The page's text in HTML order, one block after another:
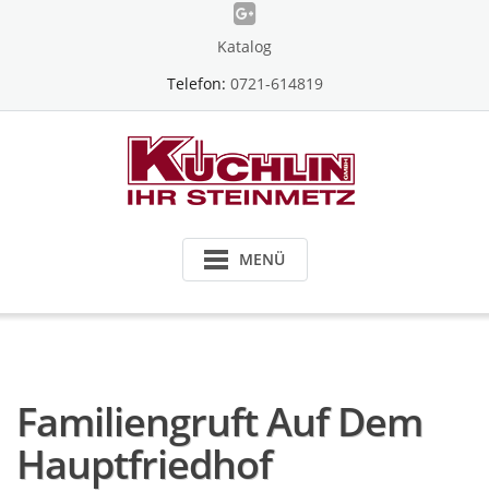
Katalog
Telefon: 0721-614819
MENÜ
Familiengruft Auf Dem
Hauptfriedhof